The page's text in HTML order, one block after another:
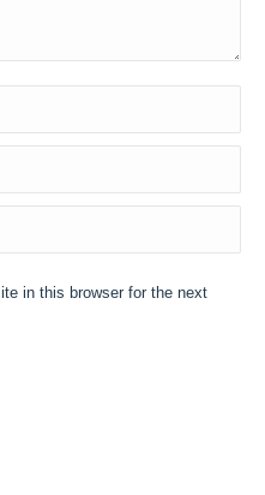
in this browser for the next